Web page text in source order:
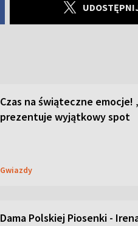
Czas na świąteczne emocje!
prezentuje wyjątkowy spot
Gwiazdy
Dama Polskiej Piosenki -